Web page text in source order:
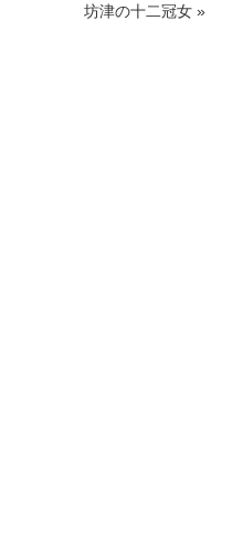
坊津の十二冠女»